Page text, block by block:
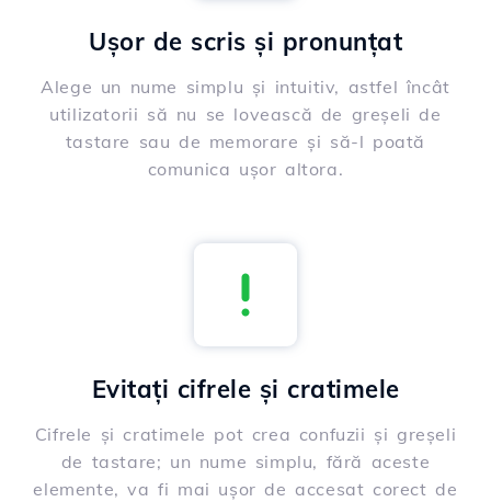
Ușor de scris și pronunțat
Alege un nume simplu și intuitiv, astfel încât
utilizatorii să nu se lovească de greșeli de
tastare sau de memorare și să-l poată
comunica ușor altora.
Evitați cifrele și cratimele
Cifrele și cratimele pot crea confuzii și greșeli
de tastare; un nume simplu, fără aceste
elemente, va fi mai ușor de accesat corect de